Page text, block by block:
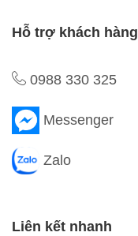
Hỗ trợ khách hàng
0988 330 325
Messenger
Zalo
Liên kết nhanh